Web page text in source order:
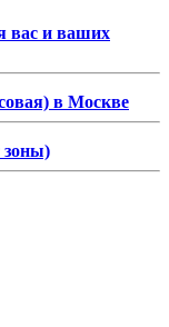
вас и ваших
в Москве
зоны)